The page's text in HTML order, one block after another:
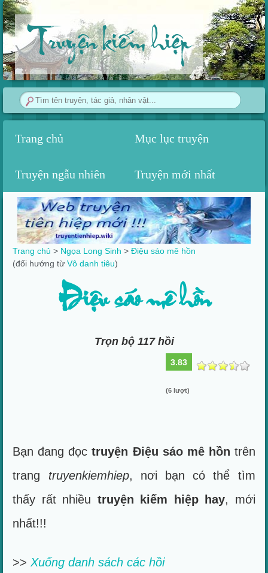
Truyện kiếm hiệp
Trang chủ Mục lục truyện
Truyện ngẫu nhiên Truyện mới nhất
Trang chủ > Ngọa Long Sinh >Điệu sáo mê hồn
(đổi hướng từVô danh tiêu)
Điệu sáo mê hồn
Trọn bộ 117 hồi
3.83
(6 lượt)
Bạn đang đọctruyện Điệu sáo mê hồn trên
trang truyenkiemhiep, nơi bạn có thể tìm
thấy rất nhiều truyện kiếm hiệp hay, mới
nhất!!!
>>Xuống danh sách các hồi